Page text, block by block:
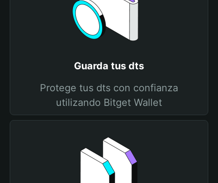
Guarda tus dts
Protege tus dts con confianza
utilizando Bitget Wallet